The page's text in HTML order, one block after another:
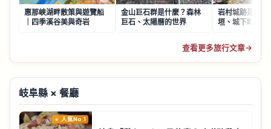
惠那峽湖畔散策與遊覽船
｜四季溪谷美與奇岩
金山巨石群是什麼？森林
巨石、太陽曆的世界
岩村城跡是什麼
垣、城下町山城
查看更多旅行文章→
岐阜縣 × 餐廳
人氣No.1